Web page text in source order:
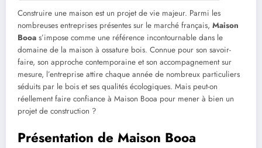
Construire une maison est un projet de vie majeur. Parmi les
nombreuses entreprises présentes sur le marché français, Maison
Booa s’impose comme une référence incontournable dans le
domaine de la maison à ossature bois. Connue pour son savoir-
faire, son approche contemporaine et son accompagnement sur
mesure, l’entreprise attire chaque année de nombreux particuliers
séduits par le bois et ses qualités écologiques. Mais peut-on
réellement faire confiance à Maison Booa pour mener à bien un
projet de construction ?
Présentation de Maison Booa